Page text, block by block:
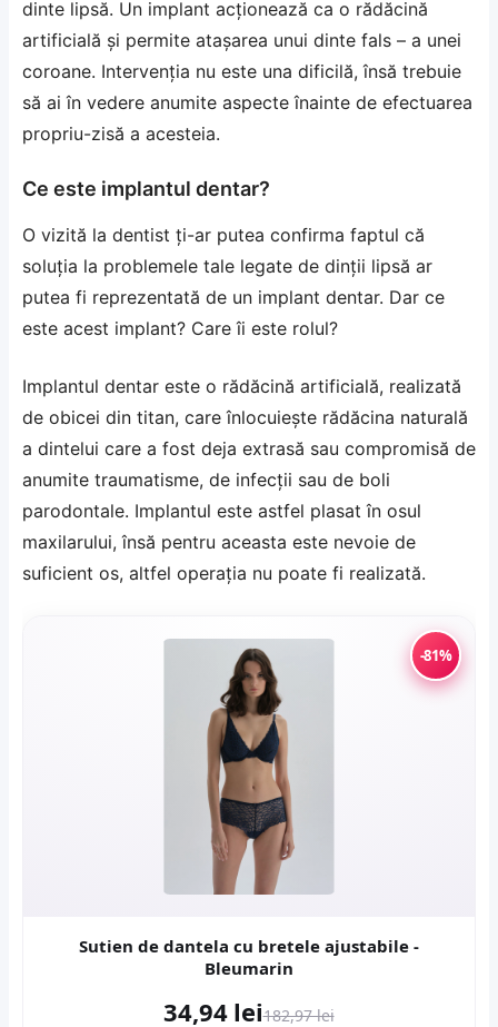
dinte lipsă. Un implant acționează ca o rădăcină
artificială și permite atașarea unui dinte fals – a unei
coroane. Intervenția nu este una dificilă, însă trebuie
să ai în vedere anumite aspecte înainte de efectuarea
propriu-zisă a acesteia.
Ce este implantul dentar?
O vizită la dentist ți-ar putea confirma faptul că
soluția la problemele tale legate de dinții lipsă ar
putea fi reprezentată de un implant dentar. Dar ce
este acest implant? Care îi este rolul?
Implantul dentar este o rădăcină artificială, realizată
de obicei din titan, care înlocuiește rădăcina naturală
a dintelui care a fost deja extrasă sau compromisă de
anumite traumatisme, de infecții sau de boli
parodontale. Implantul este astfel plasat în osul
maxilarului, însă pentru aceasta este nevoie de
suficient os, altfel operația nu poate fi realizată.
-81%
Sutien de dantela cu bretele ajustabile -
Bleumarin
34,94 lei182,97 lei